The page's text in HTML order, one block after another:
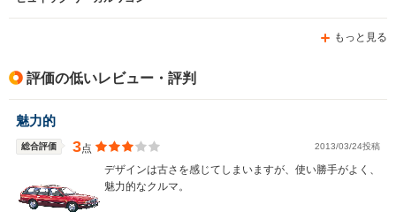
もっと見る
評価の低いレビュー・評判
魅力的
総合評価 3点 2013/03/24投稿
デザインは古さを感じてしまいますが、使い勝手がよく、
魅力的なクルマ。